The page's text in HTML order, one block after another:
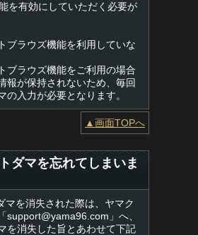
を有効にしていただく必要が
ブラウズ機能を利用していな
ブラウズ機能をご利用の場合
報が保持されないため、毎回
の入力が必要となります。
▲画面TOPへ
ダマを忘れてしまいま
マを消失された際は、ヤマク
support@yama96.com 」へ、
を消失した旨とあわせて下記